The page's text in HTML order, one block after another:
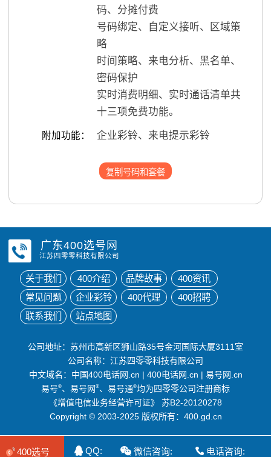
码、分摊付费
号码绑定、自定义接听、区域策
略
时间策略、来电分析、黑名单、
密码保护
实时消费明细、实时通话清单共
十三项免费功能。
附加功能： 企业彩铃、来电提示彩铃
复制号码和套餐
广东400选号网
江苏四零零科技有限公司
关于我们 400介绍 品牌故事
400资讯
常见问题
企业彩铃 400代理
400招聘
联系我们
站点地图
公司地址：苏州市高新区狮山路35号金河国际大厦3111室
公司名称：江苏四零零科技有限公司
中文域名： 中国400电话网.cn | 400电话网.cn | 易号网.cn
易号®、易号网®、易号通®均为四零零公司注册商标
《增值电信业务经营许可证》
苏B2-20120278
Copyright © 2003-2025 版权所有：400.gd.cn
400选号 QQ: 微信咨询: 电话咨询: